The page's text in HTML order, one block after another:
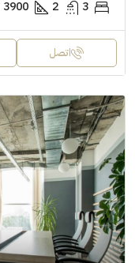
3
2
3900
اتصل